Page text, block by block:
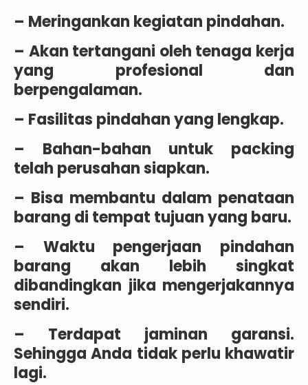
– Meringankan kegiatan pindahan.
– Akan tertangani oleh tenaga kerja
yang profesional dan
berpengalaman.
– Fasilitas pindahan yang lengkap.
– Bahan-bahan untuk packing
telah perusahan siapkan.
– Bisa membantu dalam penataan
barang di tempat tujuan yang baru.
– Waktu pengerjaan pindahan
barang akan lebih singkat
dibandingkan jika mengerjakannya
sendiri.
– Terdapat jaminan garansi.
Sehingga Anda tidak perlu khawatir
lagi.